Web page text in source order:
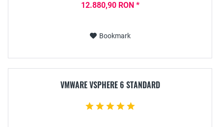
12.880,90 RON *
Bookmark
VMWARE VSPHERE 6 STANDARD